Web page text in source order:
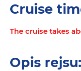
Cruise
The cruise takes
Opis rejsu: